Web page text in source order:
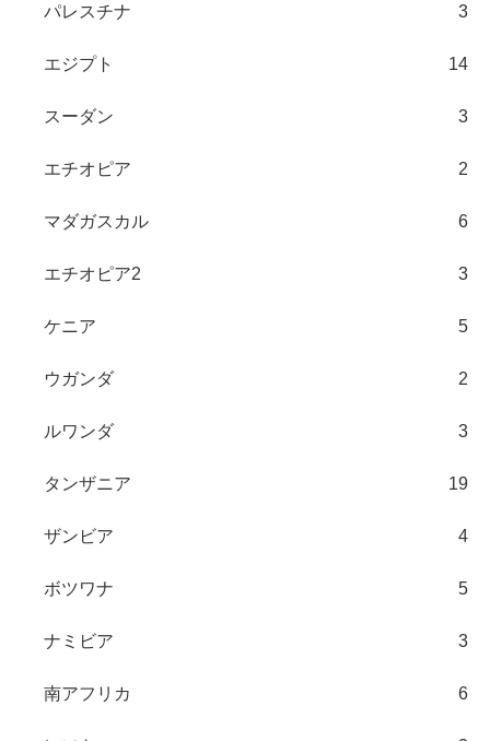
パレスチナ 3
エジプト 14
スーダン 3
エチオピア 2
マダガスカル 6
エチオピア2 3
ケニア 5
ウガンダ 2
ルワンダ 3
タンザニア 19
ザンビア 4
ボツワナ 5
ナミビア 3
南アフリカ 6